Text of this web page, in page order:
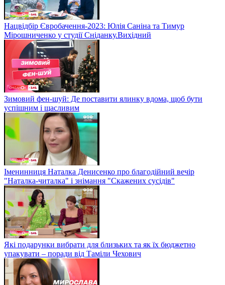
Нацвідбір Євробачення-2023: Юлія Саніна та Тимур
Мірошниченко у студії Сніданку.Вихідний
Зимовий фен-шуй: Де поставити ялинку вдома, щоб бути
успішним і щасливим
Іменинниця Наталка Денисенко про благодійний вечір
"Наталка-читалка" і знімання "Скажених сусідів"
Які подарунки вибрати для близьких та як їх бюджетно
упакувати – поради від Таміли Чехович